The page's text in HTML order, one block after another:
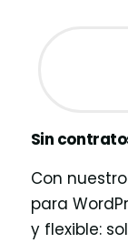
Sin
Con
para
y flexible: